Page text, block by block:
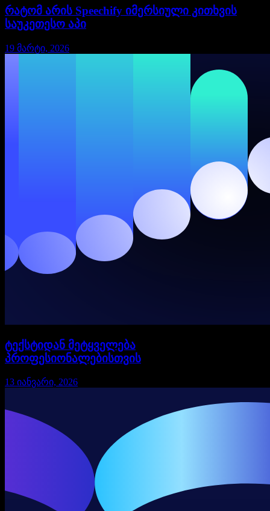
რატომ არის Speechify იმერსიული კითხვის
საუკეთესო აპი
19 მარტი, 2026
ტექსტიდან მეტყველება
პროფესიონალებისთვის
13 იანვარი, 2026